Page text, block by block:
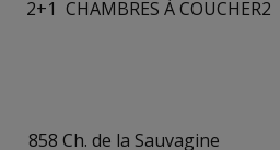
2+1 CHAMBRES À COUCHER2
858 Ch. de la Sauvagine